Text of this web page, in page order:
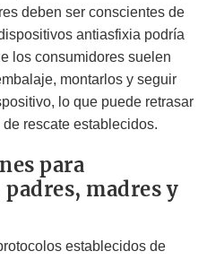
deben ser conscientes de
antiasfixia podría
los consumidores suelen
montarlos y seguir
lo que puede retrasar
rescate establecidos.
para
madres y
establecidos de